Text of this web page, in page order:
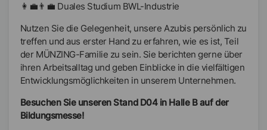
👩‍💼👨‍💼 Duales Studium BWL-Industrie
Nutzen Sie die Gelegenheit, unsere Azubis persönlich zu
treffen und aus erster Hand zu erfahren, wie es ist, Teil
der MÜNZING-Familie zu sein. Sie berichten gerne über
ihren Arbeitsalltag und geben Einblicke in die vielfältigen
Entwicklungsmöglichkeiten in unserem Unternehmen.
Besuchen Sie unseren Stand D04 in Halle B auf der
Bildungsmesse!